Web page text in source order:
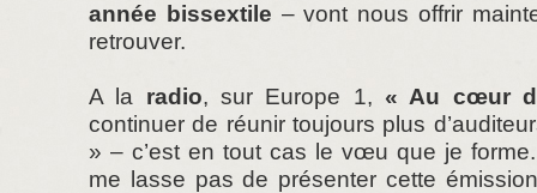
année bissextile – vont nous offrir
retrouver.
A la radio, sur Europe 1, « Au cœur
continuer de réunir toujours plus
» – c’est en tout cas le vœu que je
me lasse pas de présenter cette